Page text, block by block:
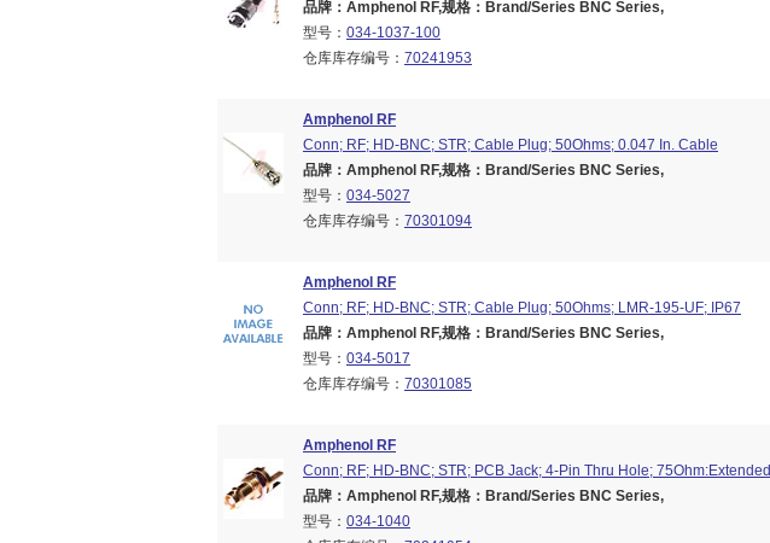
品牌：Amphenol RF,规格：Brand/Series BNC Series,
型号： 034-1037-100
仓库库存编号： 70241953
Amphenol RF
Conn; RF; HD-BNC; STR; Cable Plug; 50Ohms; 0.047 In. Cable
品牌：Amphenol RF,规格：Brand/Series BNC Series,
型号： 034-5027
仓库库存编号： 70301094
Amphenol RF
Conn; RF; HD-BNC; STR; Cable Plug; 50Ohms; LMR-195-UF; IP67
品牌：Amphenol RF,规格：Brand/Series BNC Series,
型号： 034-5017
仓库库存编号： 70301085
Amphenol RF
Conn; RF; HD-BNC; STR; PCB Jack; 4-Pin Thru Hole; 75Ohm:Extended
品牌：Amphenol RF,规格：Brand/Series BNC Series,
型号： 034-1040